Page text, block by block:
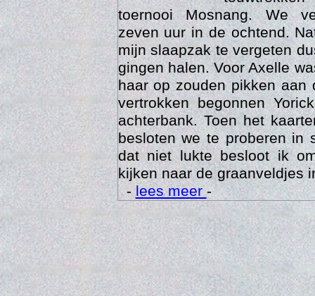
toernooi Mosnang. We
zeven uur in de ochtend.
mijn slaapzak te vergeten
gingen halen. Voor Axelle
haar op zouden pikken aan
vertrokken begonnen
achterbank. Toen het
besloten we te proberen in
dat niet lukte besloot ik
kijken naar de graanveldjes
-lees meer-